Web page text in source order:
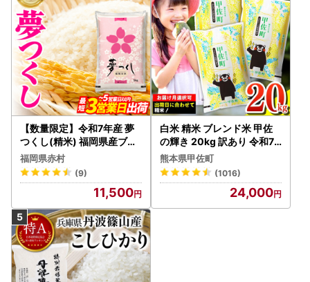
【数量限定】令和7年産 夢
つくし(精米) 福岡県産ブラ
ンド米 10kg (品番:3X11R7)
福岡県赤村
(9)
11,500
白米 精米 ブレンド米 甲佐
の輝き 20kg 訳あり 令和7
年産 【価格改定ZS】
熊本県甲佐町
(1016)
24,000